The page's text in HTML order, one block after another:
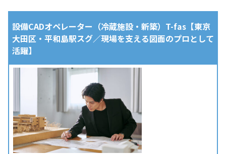
設備CADオペレーター（冷蔵施設・新築）T-fas【東京
大田区・平和島駅スグ／現場を支える図面のプロとして
活躍】